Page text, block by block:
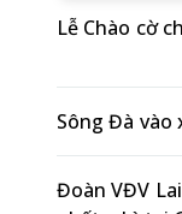
Lễ Chào cờ
Sông Đà vào
Đoàn VĐV